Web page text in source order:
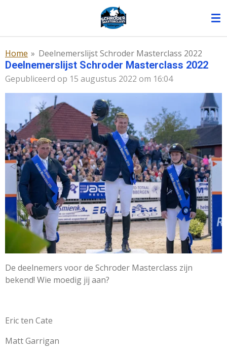
hoofdinhoud
Home » Deelnemerslijst Schroder Masterclass 2022
Deelnemerslijst Schroder Masterclass 2022
Gepubliceerd op 15 augustus 2022 om 16:04
De deelnemers voor de Schroder Masterclass zijn
bekend! Wie moedig jij aan?
Eric ten Cate
Matt Garrigan